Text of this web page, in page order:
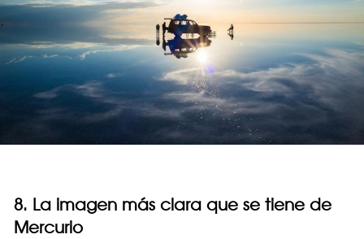
8. La imagen más clara que se tiene de
Mercurio